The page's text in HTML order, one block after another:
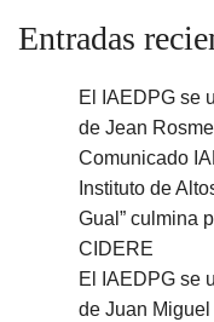
Entradas
El IAEDPG se
de Jean
Comunicado
Instituto de
Gual” culmina
CIDERE
El IAEDPG se
de Juan